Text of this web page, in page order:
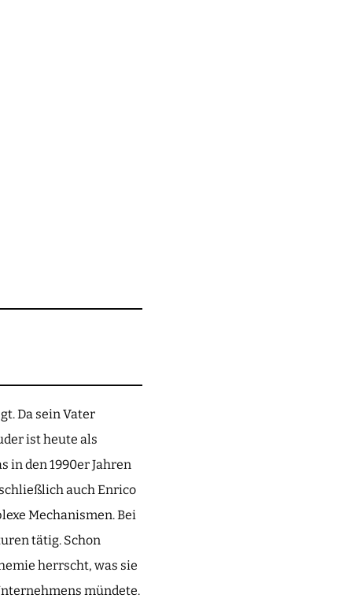
Da sein Vater
ist heute als
in den 1990er Jahren
auch Enrico
Mechanismen. Bei
tätig. Schon
herrscht, was sie
mündete.